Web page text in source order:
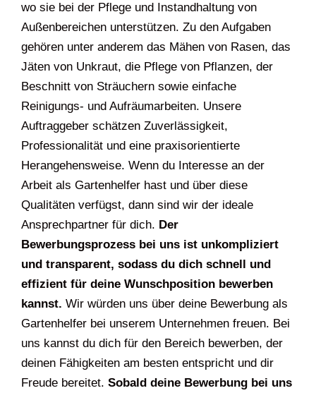
wo sie bei der Pflege und Instandhaltung von
Außenbereichen unterstützen. Zu den Aufgaben
gehören unter anderem das Mähen von Rasen, das
Jäten von Unkraut, die Pflege von Pflanzen, der
Beschnitt von Sträuchern sowie einfache
Reinigungs- und Aufräumarbeiten. Unsere
Auftraggeber schätzen Zuverlässigkeit,
Professionalität und eine praxisorientierte
Herangehensweise. Wenn du Interesse an der
Arbeit als Gartenhelfer hast und über diese
Qualitäten verfügst, dann sind wir der ideale
Ansprechpartner für dich. Der
Bewerbungsprozess bei uns ist unkompliziert
und transparent, sodass du dich schnell und
effizient für deine Wunschposition bewerben
kannst. Wir würden uns über deine Bewerbung als
Gartenhelfer bei unserem Unternehmen freuen. Bei
uns kannst du dich für den Bereich bewerben, der
deinen Fähigkeiten am besten entspricht und dir
Freude bereitet. Sobald deine Bewerbung bei uns